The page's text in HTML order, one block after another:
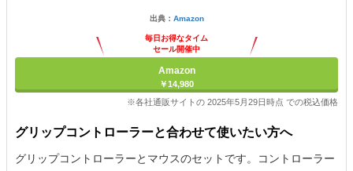
出典： Amazon
毎日お得なタイム
セール開催中
Amazon
￥14,980
※各社通販サイトの 2025年5月29日時点 での税込価格
グリップコントローラーと合わせて使いたい方へ
グリップコントローラーとマウスのセットです。コントローラー